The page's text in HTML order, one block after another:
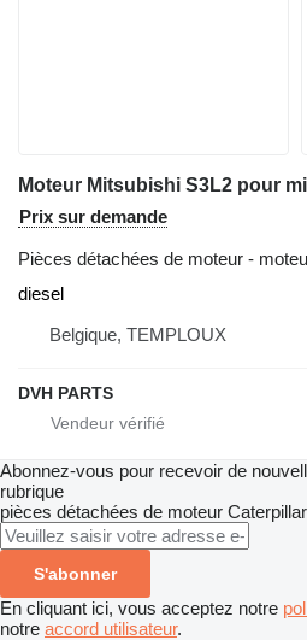
Prix sur demande
Pièces détachées de moteur -
diesel
Belgique, TEMPLOUX
DVH PARTS
Abonnez-vous pour recevoir de
rubrique
pièces détachées de moteur
S'abonner
En cliquant ici, vous acceptez notre
notre accord utilisateur.